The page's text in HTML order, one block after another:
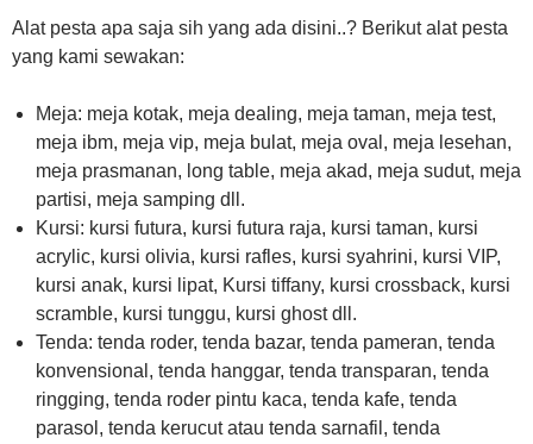
Alat pesta apa saja sih yang ada disini..? Berikut alat pesta
yang kami sewakan:
Meja: meja kotak, meja dealing, meja taman, meja test,
meja ibm, meja vip, meja bulat, meja oval, meja lesehan,
meja prasmanan, long table, meja akad, meja sudut, meja
partisi, meja samping dll.
Kursi: kursi futura, kursi futura raja, kursi taman, kursi
acrylic, kursi olivia, kursi rafles, kursi syahrini, kursi VIP,
kursi anak, kursi lipat, Kursi tiffany, kursi crossback, kursi
scramble, kursi tunggu, kursi ghost dll.
Tenda: tenda roder, tenda bazar, tenda pameran, tenda
konvensional, tenda hanggar, tenda transparan, tenda
ringging, tenda roder pintu kaca, tenda kafe, tenda
parasol, tenda kerucut atau tenda sarnafil, tenda